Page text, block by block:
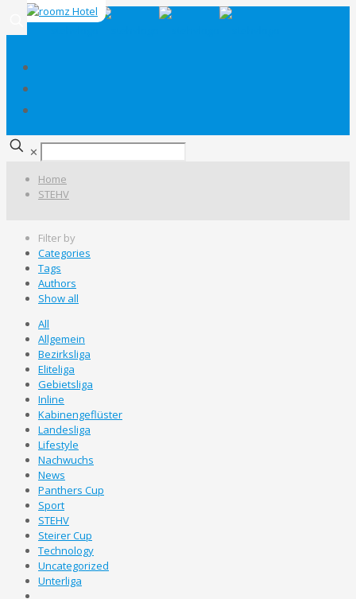
✕
Home
STEHV
Filter by
Categories
Tags
Authors
Show all
All
Allgemein
Bezirksliga
Eliteliga
Gebietsliga
Inline
Kabinengeflüster
Landesliga
Lifestyle
Nachwuchs
News
Panthers Cup
Sport
STEHV
Steirer Cup
Technology
Uncategorized
Unterliga